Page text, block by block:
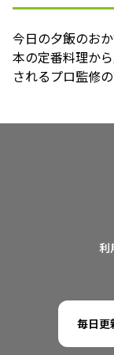
今日の夕飯のお
本の定番料理か
されるプロ監修
利
毎日更